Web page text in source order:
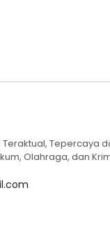
Tepercaya
Olahraga, dan